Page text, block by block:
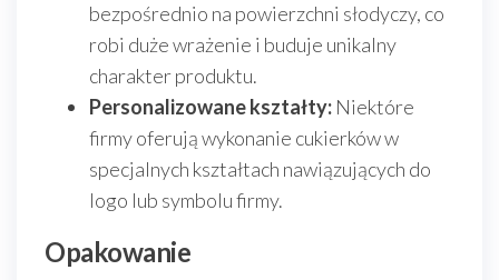
bezpośrednio na powierzchni słodyczy, co
robi duże wrażenie i buduje unikalny
charakter produktu.
Personalizowane kształty: Niektóre
firmy oferują wykonanie cukierków w
specjalnych kształtach nawiązujących do
logo lub symbolu firmy.
Opakowanie